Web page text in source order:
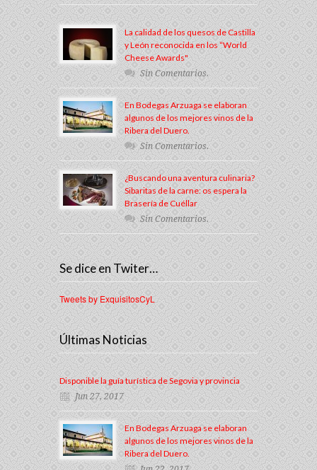
La calidad de los quesos de Castilla
y León reconocida en los “World
Cheese Awards"
Sin Comentarios.
En Bodegas Arzuaga se elaboran
algunos de los mejores vinos de la
Ribera del Duero.
Sin Comentarios.
¿Buscando una aventura culinaria?
Sibaritas de la carne: os espera la
Brasería de Cuéllar
Sin Comentarios.
Se dice en Twiter…
Tweets by ExquisitosCyL
Últimas Noticias
Disponible la guía turística de Segovia y provincia
Jun 27, 2017
En Bodegas Arzuaga se elaboran
algunos de los mejores vinos de la
Ribera del Duero.